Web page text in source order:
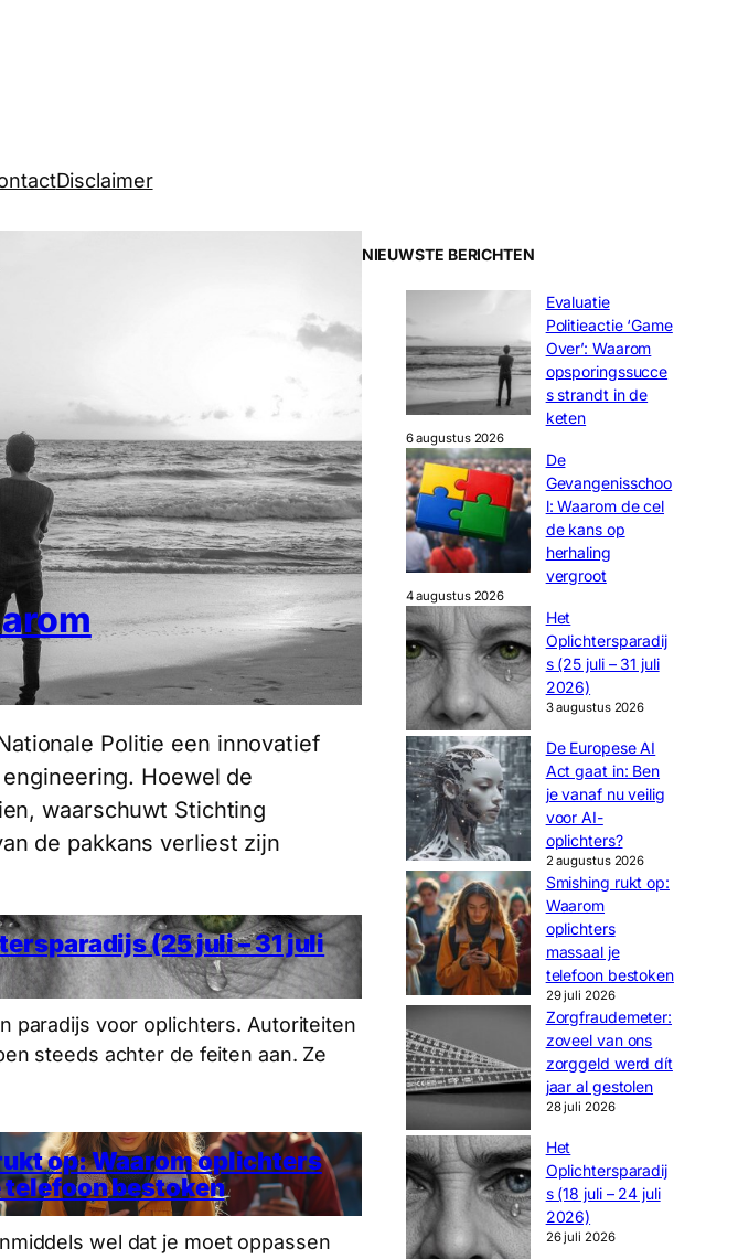
Disclaimer
Politie een innovatief
Hoewel de
waarschuwt Stichting
de pakkans verliest zijn
(25 juli – 31 juli
paradijs voor oplichters. Autoriteiten
steeds achter de feiten aan. Ze
op: Waarom oplichters
telefoon bestoken
wel dat je moet oppassen
NIEUWSTE BERICHTEN
Evaluatie
Politieactie ‘Game
Over’: Waarom
opsporingssucce
s strandt in de
keten
6 augustus 2026
De
Gevangenisschoo
l: Waarom de cel
de kans op
herhaling
vergroot
4 augustus 2026
Het
Oplichtersparadij
s (25 juli – 31 juli
2026)
3 augustus 2026
De Europese AI
Act gaat in: Ben
je vanaf nu veilig
voor AI-
oplichters?
2 augustus 2026
Smishing rukt op:
Waarom
oplichters
massaal je
telefoon bestoken
29 juli 2026
Zorgfraudemeter:
zoveel van ons
zorggeld werd dít
jaar al gestolen
28 juli 2026
Het
Oplichtersparadij
s (18 juli – 24 juli
2026)
26 juli 2026